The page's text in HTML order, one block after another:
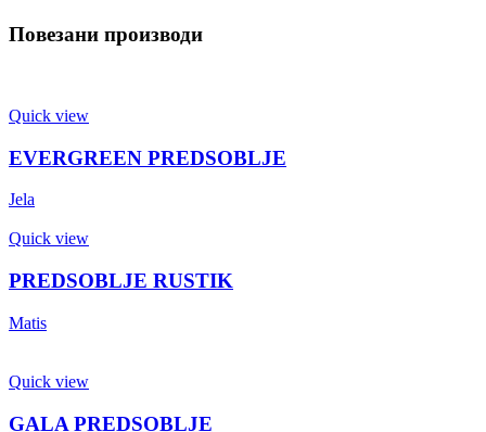
Повезани производи
Quick view
EVERGREEN PREDSOBLJE
Jela
Quick view
PREDSOBLJE RUSTIK
Matis
Quick view
GALA PREDSOBLJE